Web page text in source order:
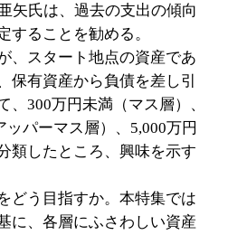
矢氏は、過去の支出の傾向
することを勧める。
、スタート地点の資産であ
保有資産から負債を差し引
、300万円未満（マス層）、
ッパーマス層）、5,000万円
類したところ、興味を示す
どう目指すか。本特集では
に、各層にふさわしい資産